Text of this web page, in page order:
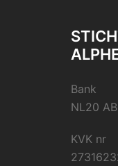
Bank
NL20
KVK nr